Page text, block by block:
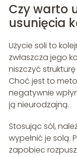
Czy warto
usunięcia
Użycie soli to
zwłaszcza jego
niszczyć
Choć jest to
negatywnie
ją nieurodzajną.
Stosując sól,
wypełnić je solą.
zapobiec